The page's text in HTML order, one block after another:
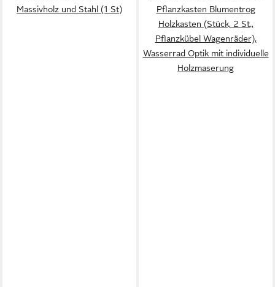
Massivholz und Stahl (1 St)
Pflanzkasten Blumentrog
Holzkasten (Stück, 2 St.,
Pflanzkübel Wagenräder),
Wasserrad Optik mit individuelle
Holzmaserung